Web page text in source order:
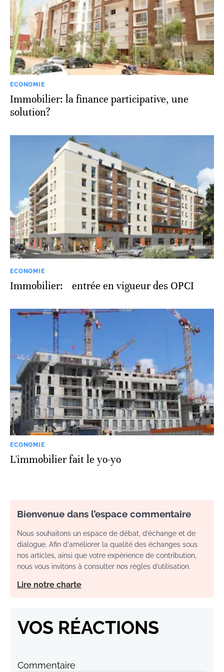
ECONOMIE
Immobilier: la finance participative, une
solution?
ECONOMIE
Immobilier: entrée en vigueur des OPCI
ECONOMIE
L'immobilier fait le yo-yo
Bienvenue dans l’espace commentaire
Nous souhaitons un espace de débat, d’échange et de
dialogue. Afin d'améliorer la qualité des échanges sous
nos articles, ainsi que votre expérience de contribution,
nous vous invitons à consulter nos règles d’utilisation.
Lire notre charte
VOS RÉACTIONS
Commentaire